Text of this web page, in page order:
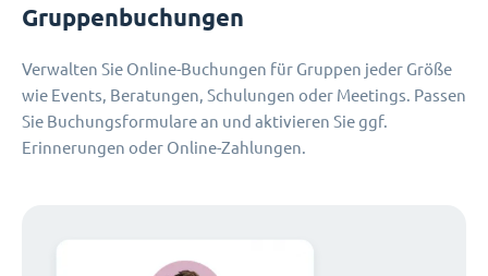
Gruppenbuchungen
Verwalten Sie Online-Buchungen für Gruppen jeder Größe
wie Events, Beratungen, Schulungen oder Meetings. Passen
Sie Buchungsformulare an und aktivieren Sie ggf.
Erinnerungen oder Online-Zahlungen.